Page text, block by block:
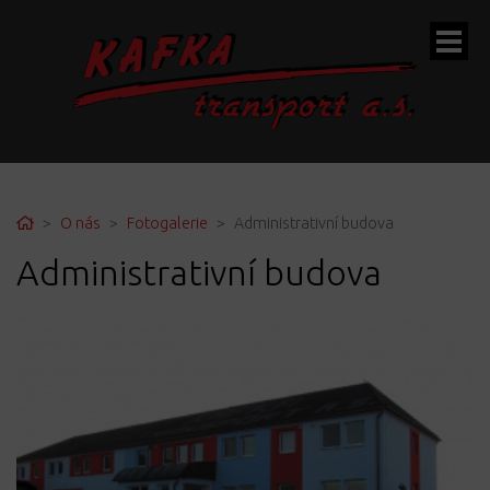
HomeO nás Fotogalerie Administrativní budova
Administrativní budova